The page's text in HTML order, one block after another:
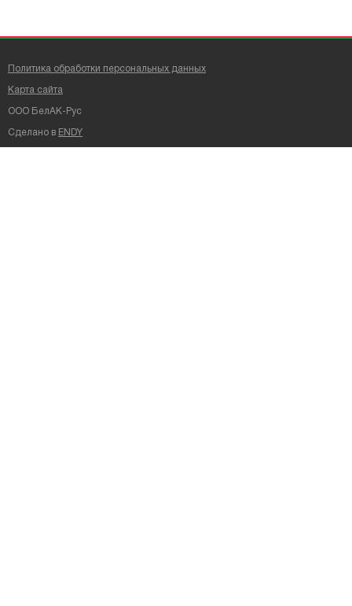
ООО БелАК-Рус
Политика обработки персональных данных
Карта сайта
Сделано в ENDY